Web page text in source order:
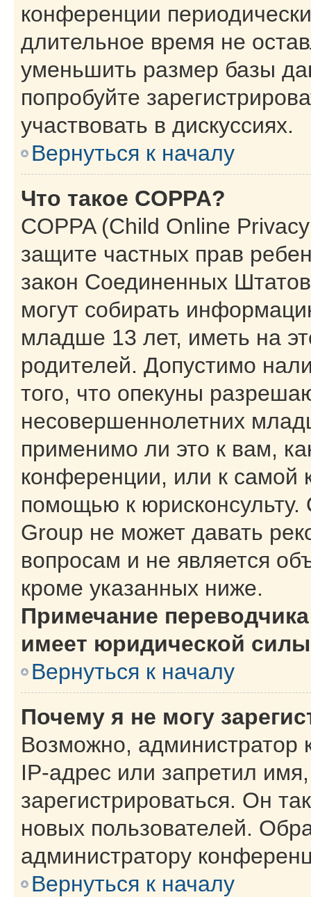
конференции
длительное время не
уменьшить размер базы
попробуйте
участвовать в дискуссиях.
Вернуться к началу
Что такое COPPA?
COPPA (Child Online
защите частных прав
закон Соединенных
могут собирать
младше 13 лет, иметь на
родителей. Допустимо
того, что опекуны
несовершеннолетних
применимо ли это к вам,
конференции, или к самой
помощью к
Group не может давать
вопросам и не является
кроме указанных ниже.
Примечание
имеет юридической
Вернуться к началу
Почему я не могу
Возможно, администратор
IP-адрес или запретил
зарегистрироваться. Он
новых пользователей.
администратору
Вернуться к началу